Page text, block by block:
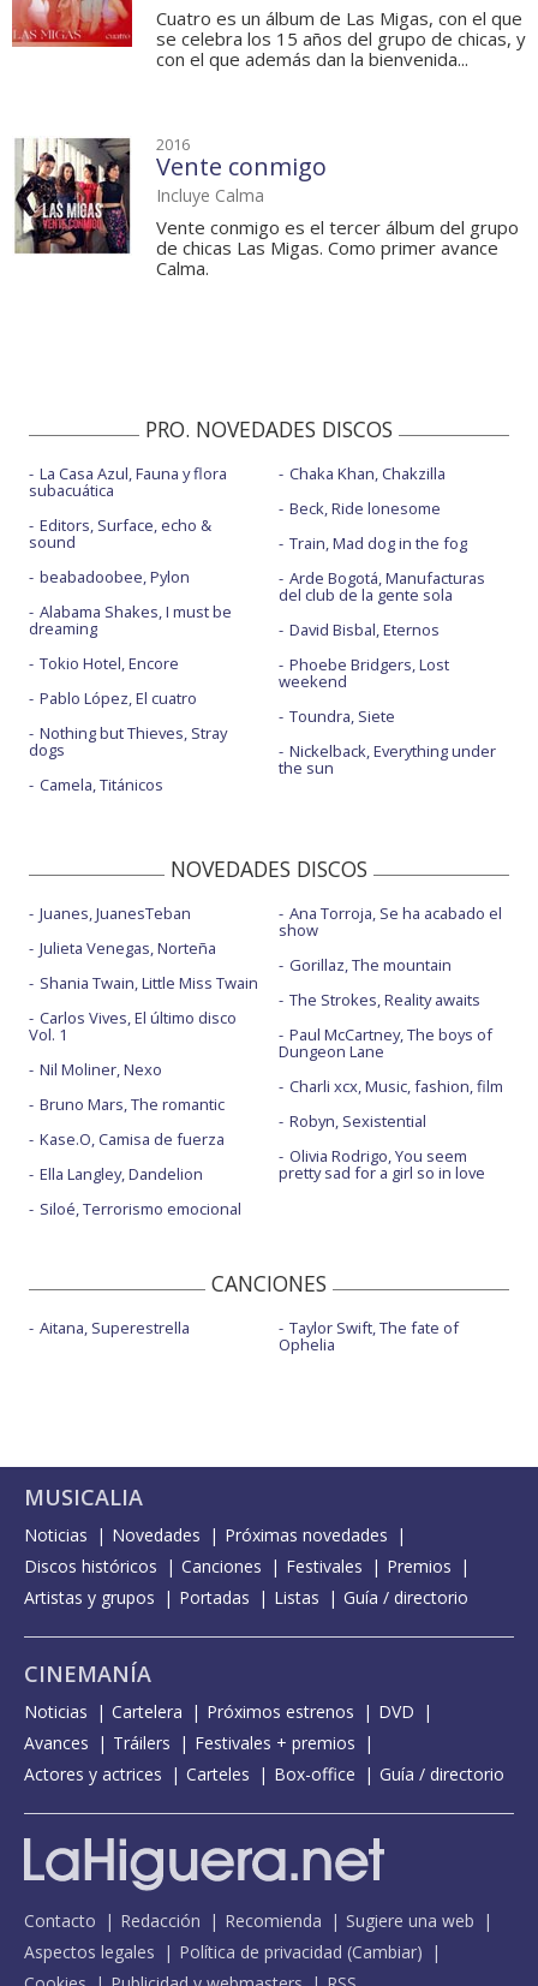
Cuatro es un álbum de Las Migas, con el que
se celebra los 15 años del grupo de chicas, y
con el que además dan la bienvenida...
2016
Vente conmigo
Incluye Calma
Vente conmigo es el tercer álbum del grupo
de chicas Las Migas. Como primer avance
Calma.
PRO. NOVEDADES DISCOS
La Casa Azul, Fauna y flora
subacuática
Editors, Surface, echo &
sound
beabadoobee, Pylon
Alabama Shakes, I must be
dreaming
Tokio Hotel, Encore
Pablo López, El cuatro
Nothing but Thieves, Stray
dogs
Camela, Titánicos
Chaka Khan, Chakzilla
Beck, Ride lonesome
Train, Mad dog in the fog
Arde Bogotá, Manufacturas
del club de la gente sola
David Bisbal, Eternos
Phoebe Bridgers, Lost
weekend
Toundra, Siete
Nickelback, Everything under
the sun
NOVEDADES DISCOS
Juanes, JuanesTeban
Julieta Venegas, Norteña
Shania Twain, Little Miss Twain
Carlos Vives, El último disco
Vol. 1
Nil Moliner, Nexo
Bruno Mars, The romantic
Kase.O, Camisa de fuerza
Ella Langley, Dandelion
Siloé, Terrorismo emocional
Ana Torroja, Se ha acabado el
show
Gorillaz, The mountain
The Strokes, Reality awaits
Paul McCartney, The boys of
Dungeon Lane
Charli xcx, Music, fashion, film
Robyn, Sexistential
Olivia Rodrigo, You seem
pretty sad for a girl so in love
CANCIONES
Aitana, Superestrella Taylor Swift, The fate of
Ophelia
MUSICALIA
Noticias Novedades
Próximas novedades
Discos históricos
Canciones Festivales
Premios
Artistas y grupos
Portadas Listas Guía / directorio
CINEMANÍA
Noticias Cartelera Próximos estrenos
DVD
Avances
Tráilers
Festivales + premios
Actores y actrices
Carteles Box-office Guía / directorio
Contacto Redacción Recomienda
Sugiere una web
Aspectos legales
Política de privacidad (Cambiar)